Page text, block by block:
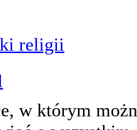
religii
w którym